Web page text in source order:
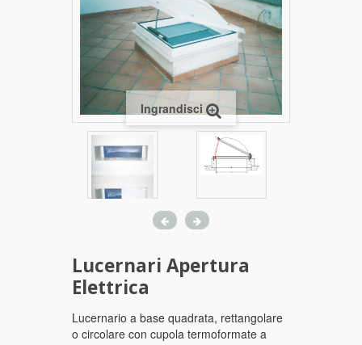
Ingrandisci
Lucernari Apertura
Elettrica
Lucernario a base quadrata, rettangolare
o circolare con cupola termoformate a